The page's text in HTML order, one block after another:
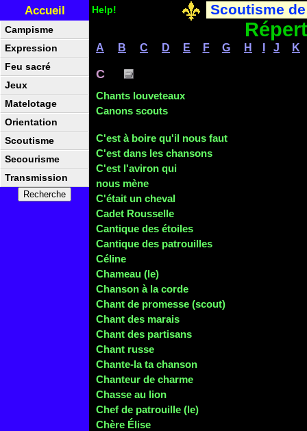
Accueil Help! Scoutisme
A B C D E F G H J K
C
Chants louveteaux
Canons scouts
C'est à boire qu'il nous faut
C'est dans les chansons
C'est l'aviron qui
nous mène
C'était un cheval
Cadet Rousselle
Cantique des étoiles
Cantique des patrouilles
Céline
Chameau (le)
Chanson à la corde
Chant de promesse (scout)
Chant des marais
Chant des partisans
Chant russe
Chante-la ta chanson
Chanteur de charme
Chasse au lion
Chef de patrouille (le)
Chère Élise
Campisme
Expression
Feu sacré
Jeux
Matelotage
Orientation
Scoutisme
Secourisme
Transmission